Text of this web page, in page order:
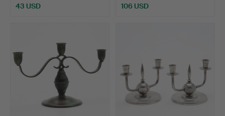
43 USD 106 USD